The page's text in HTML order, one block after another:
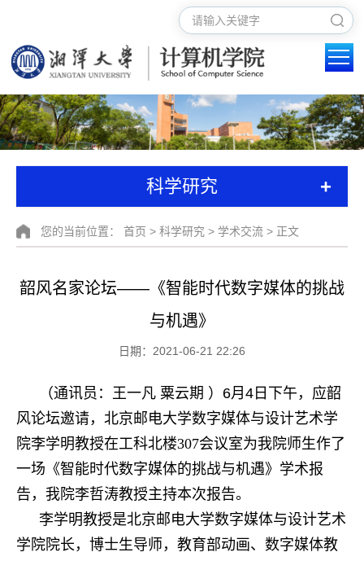
科学研究 +
您的当前位置： 首页 > 科学研究 > 学术交流 > 正文
韶风名家论坛——《智能时代数字媒体的挑战
与机遇》
日期：2021-06-21 22:26
（通讯员：王一凡 粟云期 ） 6月 4 日下午，应韶
风论坛邀请， 北京邮电大学数字媒体与设计艺术学
院李学明教授在工科北楼307会议室为我院师生作了
一场《智能时代数字媒体的挑战与机遇》学术报
告，我院李哲涛教授主持本次报告。
李学明教授是北京邮电大学数字媒体与设计艺术
学院院长，博士生导师，教育部动画、数字媒体教